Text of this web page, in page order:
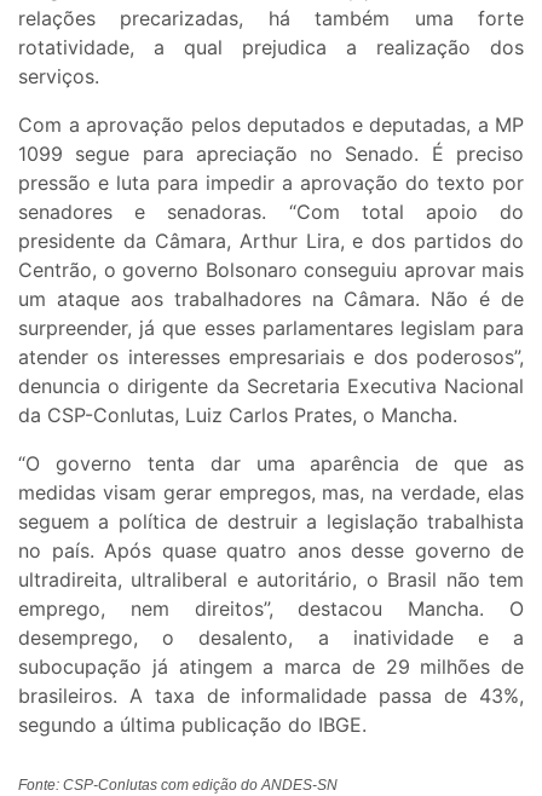
relações precarizadas, há também uma forte
rotatividade, a qual prejudica a realização dos
serviços.
Com a aprovação pelos deputados e deputadas, a MP
1099 segue para apreciação no Senado. É preciso
pressão e luta para impedir a aprovação do texto por
senadores e senadoras. “Com total apoio do
presidente da Câmara, Arthur Lira, e dos partidos do
Centrão, o governo Bolsonaro conseguiu aprovar mais
um ataque aos trabalhadores na Câmara. Não é de
surpreender, já que esses parlamentares legislam para
atender os interesses empresariais e dos poderosos”,
denuncia o dirigente da Secretaria Executiva Nacional
da CSP-Conlutas, Luiz Carlos Prates, o Mancha.
“O governo tenta dar uma aparência de que as
medidas visam gerar empregos, mas, na verdade, elas
seguem a política de destruir a legislação trabalhista
no país. Após quase quatro anos desse governo de
ultradireita, ultraliberal e autoritário, o Brasil não tem
emprego, nem direitos”, destacou Mancha. O
desemprego, o desalento, a inatividade e a
subocupação já atingem a marca de 29 milhões de
brasileiros. A taxa de informalidade passa de 43%,
segundo a última publicação do IBGE.
Fonte: CSP-Conlutas com edição do ANDES-SN